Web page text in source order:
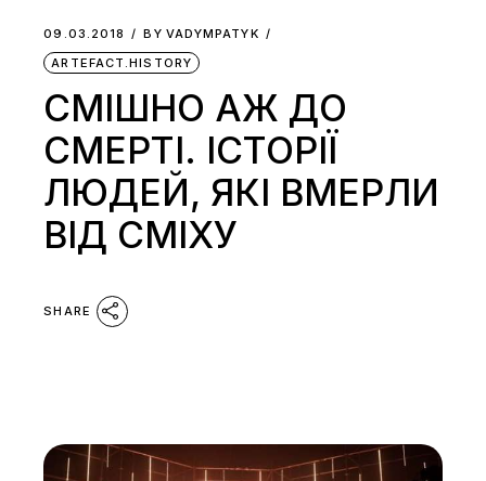
09.03.2018 BY VADYMPATYK
ARTEFACT.HISTORY
СМІШНО АЖ ДО
СМЕРТІ. ІСТОРІЇ
ЛЮДЕЙ, ЯКІ ВМЕРЛИ
ВІД СМІХУ
SHARE